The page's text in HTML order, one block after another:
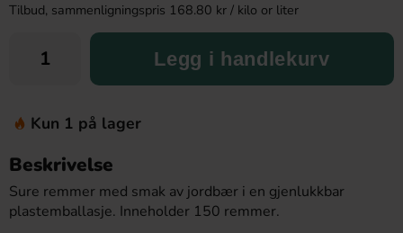
Tilbud, sammenligningspris 168.80 kr / kilo or liter
Legg i handlekurv
Kun 1 på lager
Beskrivelse
Sure remmer med smak av jordbær i en gjenlukkbar
plastemballasje. Inneholder 150 remmer.